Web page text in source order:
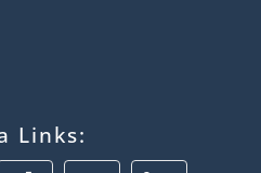
Links: